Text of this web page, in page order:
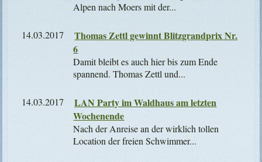
Alpen nach Moers mit der...
14.03.2017
Thomas Zettl gewinnt Blitzgrandprix Nr.
6
Damit bleibt es auch hier bis zum Ende
spannend. Thomas Zettl und...
14.03.2017
LAN Party im Waldhaus am letzten
Wochenende
Nach der Anreise an der wirklich tollen
Location der freien Schwimmer...